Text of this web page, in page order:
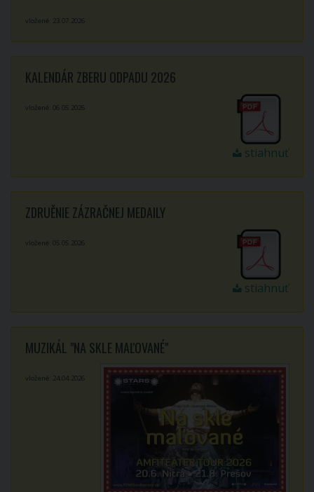
vložené: 23.07.2026
KALENDÁR ZBERU ODPADU 2026
stiahnuť
vložené: 06.05.2026
ZDRUĚNIE ZÁZRAČNEJ MEDAILY
stiahnuť
vložené: 05.05.2026
MUZIKÁL "NA SKLE MAĽOVANÉ"
vložené: 24.04.2026